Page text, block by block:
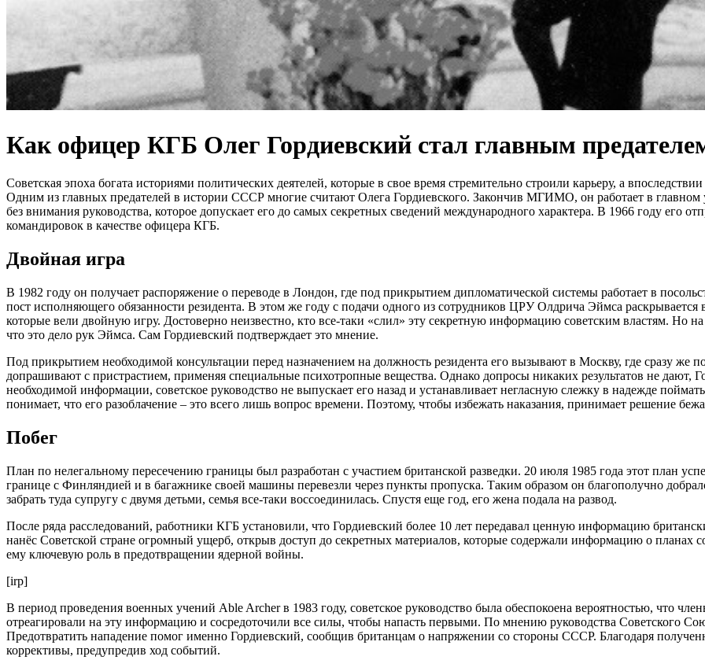
Как офицер КГБ Олег Гордиевский стал главным
Советская эпоха богата историями политических деятелей, которые в свое время стремительно строили карьеру, а
Одним из главных предателей в истории СССР многие считают Олега Гордиевского. Закончив МГИМО, он работает в
без внимания руководства, которое допускает его до самых секретных сведений международного характера. В 1966 году его
командировок в качестве офицера КГБ.
Двойная игра
В 1982 году он получает распоряжение о переводе в Лондон, где под прикрытием дипломатической системы работает в
пост исполняющего обязанности резидента. В этом же году с подачи одного из сотрудников ЦРУ Олдрича Эймса
которые вели двойную игру. Достоверно неизвестно, кто все-таки «слил» эту секретную информацию советским властям. Но
что это дело рук Эймса. Сам Гордиевский подтверждает это мнение.
Под прикрытием необходимой консультации перед назначением на должность резидента его вызывают в Москву, где сразу же
допрашивают с пристрастием, применяя специальные психотропные вещества. Однако допросы никаких результатов не дают,
необходимой информации, советское руководство не выпускает его назад и устанавливает негласную слежку в надежде
понимает, что его разоблачение – это всего лишь вопрос времени. Поэтому, чтобы избежать наказания, принимает решение
Побег
План по нелегальному пересечению границы был разработан с участием британской разведки. 20 июля 1985 года этот план
границе с Финляндией и в багажнике своей машины перевезли через пункты пропуска. Таким образом он благополучно
забрать туда супругу с двумя детьми, семья все-таки воссоединилась. Спустя еще год, его жена подала на развод.
После ряда расследований, работники КГБ установили, что Гордиевский более 10 лет передавал ценную информацию
нанёс Советской стране огромный ущерб, открыв доступ до секретных материалов, которые содержали информацию о планах
ему ключевую роль в предотвращении ядерной войны.
[irp]
В период проведения военных учений Able Archer в 1983 году, советское руководство была обеспокоена вероятностью, что
отреагировали на эту информацию и сосредоточили все силы, чтобы напасть первыми. По мнению руководства Советского
Предотвратить нападение помог именно Гордиевский, сообщив британцам о напряжении со стороны СССР. Благодаря
коррективы, предупредив ход событий.